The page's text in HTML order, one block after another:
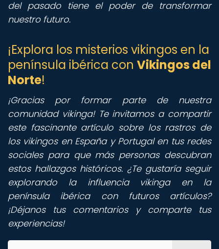
del pasado tiene el poder de transformar
nuestro futuro.
¡Explora los misterios vikingos en la
península ibérica con Vikingos del
Norte!
¡Gracias por formar parte de nuestra
comunidad vikinga! Te invitamos a compartir
este fascinante artículo sobre los rastros de
los vikingos en España y Portugal en tus redes
sociales para que más personas descubran
estos hallazgos históricos. ¿Te gustaría seguir
explorando la influencia vikinga en la
península ibérica con futuros artículos?
¡Déjanos tus comentarios y comparte tus
experiencias!